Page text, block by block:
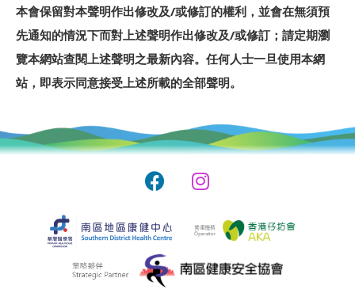
本會保留對本聲明作出修改及/或修訂的權利，並會在無須預
先通知的情況下而對上述聲明作出修改及/或修訂；請定期瀏
覽本網站查閱上述聲明之最新內容。任何人士一旦使用本網
站，即表示同意接受上述所載的全部聲明。